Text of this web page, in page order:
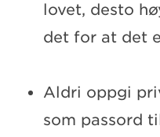
lovet, desto
det for at det
Aldri oppgi
som passord